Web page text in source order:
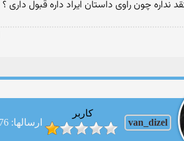
نداره چون راوی داستان ایراد داره قبول داری ؟
van_dizel
کاربر
ارسالها: 376